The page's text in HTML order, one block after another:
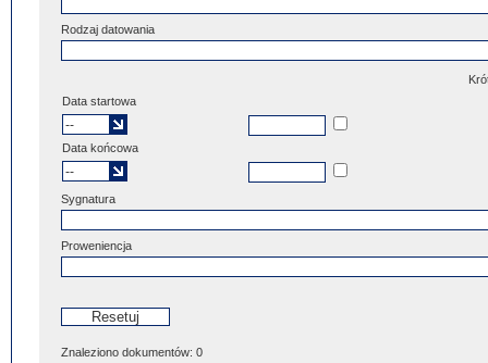
Rodzaj datowania
Data startowa
Data końcowa
Sygnatura
Proweniencja
Znaleziono dokumentów: 0